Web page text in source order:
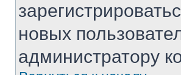
новых
администратору